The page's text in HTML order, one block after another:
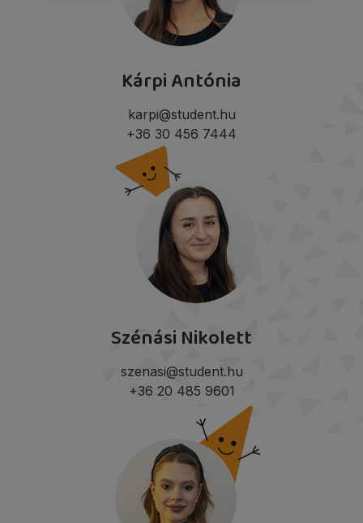
Kárpi Antónia
karpi@student.hu
+36 30 456 7444
Szénási Nikolett
szenasi@student.hu
+36 20 485 9601